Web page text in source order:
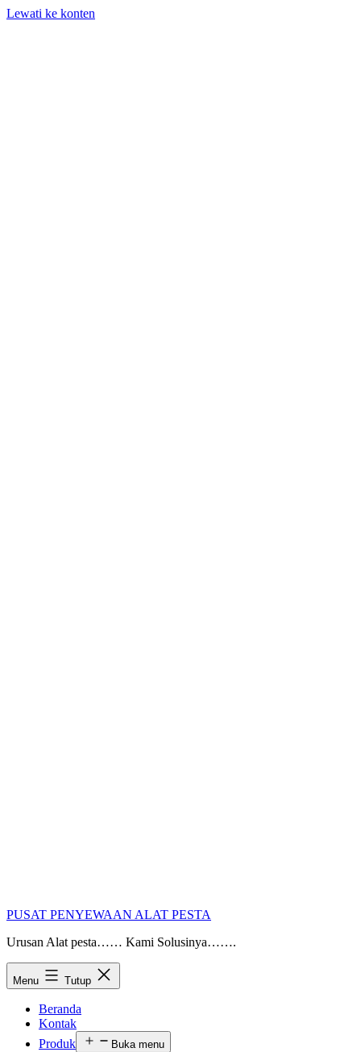
Lewati ke konten
PUSAT PENYEWAAN ALAT PESTA
Urusan Alat pesta…… Kami Solusinya…….
Menu Tutup
Beranda
Kontak
Produk
Buka menu